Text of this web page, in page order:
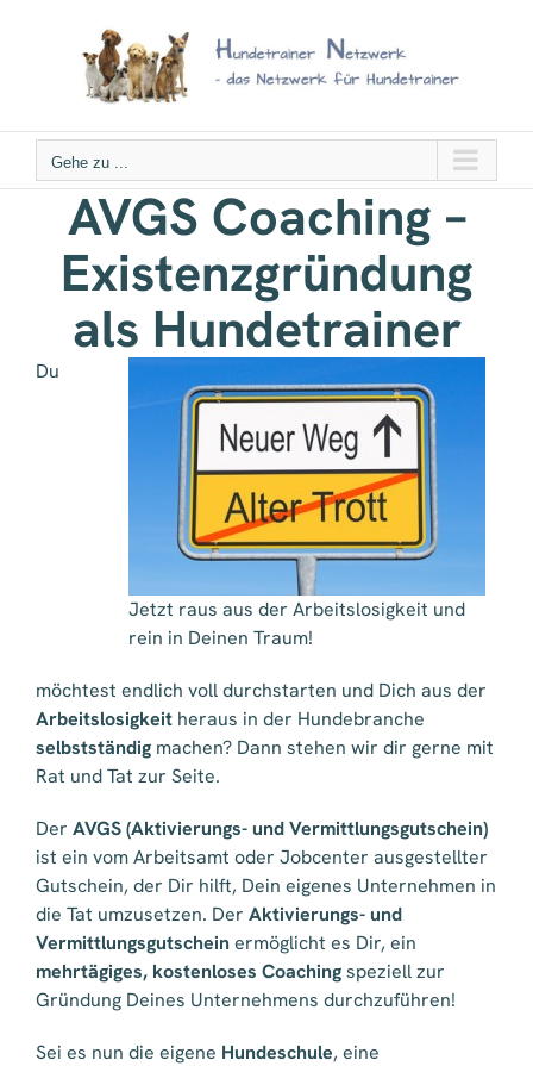
Gehe zu ...
AVGS Coaching –
Existenzgründung
als Hundetrainer
Jetzt raus aus der Arbeitslosigkeit und
rein in Deinen Traum!
Du
möchtest endlich voll durchstarten und Dich aus der
Arbeitslosigkeit heraus in der Hundebranche
selbstständig machen? Dann stehen wir dir gerne mit
Rat und Tat zur Seite.
Der AVGS (Aktivierungs- und Vermittlungsgutschein)
ist ein vom Arbeitsamt oder Jobcenter ausgestellter
Gutschein, der Dir hilft, Dein eigenes Unternehmen in
die Tat umzusetzen. Der Aktivierungs- und
Vermittlungsgutscheinermöglicht es Dir, ein
mehrtägiges, kostenloses Coachingspeziell zur
Gründung Deines Unternehmens durchzuführen!
Sei es nun die eigene Hundeschule, eine